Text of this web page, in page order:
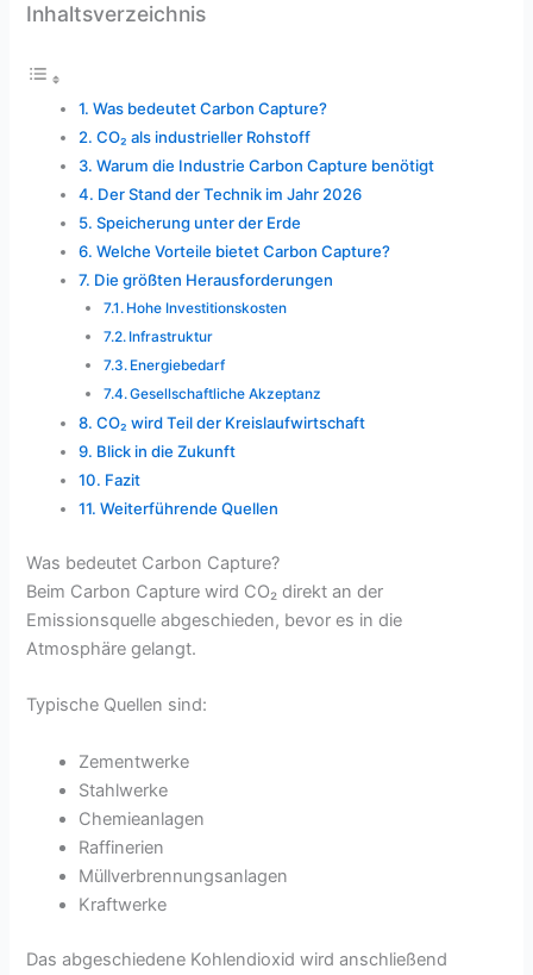
Inhaltsverzeichnis
Was bedeutet Carbon Capture?
CO₂ als industrieller Rohstoff
Warum die Industrie Carbon Capture benötigt
Der Stand der Technik im Jahr 2026
Speicherung unter der Erde
Welche Vorteile bietet Carbon Capture?
Die größten Herausforderungen
Hohe Investitionskosten
Infrastruktur
Energiebedarf
Gesellschaftliche Akzeptanz
CO₂ wird Teil der Kreislaufwirtschaft
Blick in die Zukunft
Fazit
Weiterführende Quellen
Was bedeutet Carbon Capture?
Beim Carbon Capture wird CO₂ direkt an der
Emissionsquelle abgeschieden, bevor es in die
Atmosphäre gelangt.
Typische Quellen sind:
Zementwerke
Stahlwerke
Chemieanlagen
Raffinerien
Müllverbrennungsanlagen
Kraftwerke
Das abgeschiedene Kohlendioxid wird anschließend